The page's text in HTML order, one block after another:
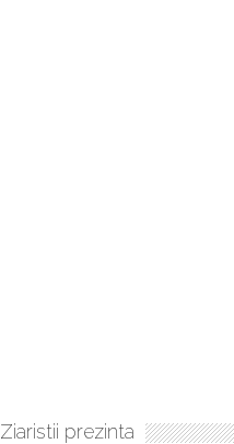
Ziaristii prezinta